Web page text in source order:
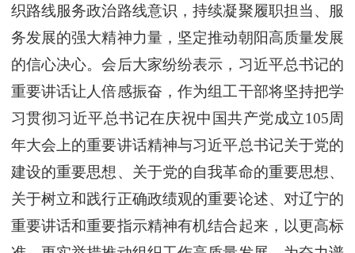
织路线服务政治路线意识，持续凝聚履职担当、服
务发展的强大精神力量，坚定推动朝阳高质量发展
的信心决心。会后大家纷纷表示，习近平总书记的
重要讲话让人倍感振奋，作为组工干部将坚持把学
习贯彻习近平总书记在庆祝中国共产党成立105周
年大会上的重要讲话精神与习近平总书记关于党的
建设的重要思想、关于党的自我革命的重要思想、
关于树立和践行正确政绩观的重要论述、对辽宁的
重要讲话和重要指示精神有机结合起来，以更高标